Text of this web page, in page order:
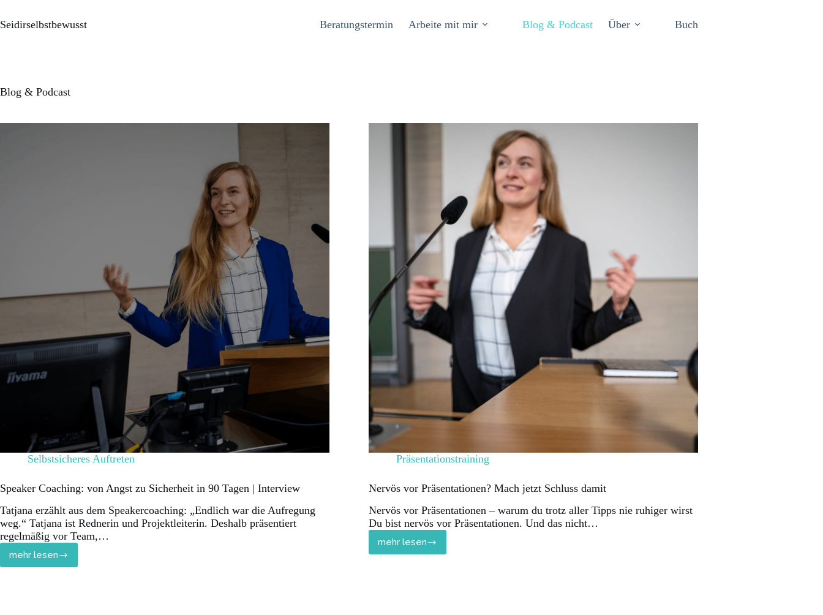
Seidirselbstbewusst Beratungstermin Arbeite mit mir Blog & Podcast Über Buch
Blog & Podcast
Selbstsicheres Auftreten
Speaker Coaching: von Angst zu Sicherheit in 90 Tagen | Interview
Tatjana erzählt aus dem Speakercoaching: „Endlich war die Aufregung
weg.“ Tatjana ist Rednerin und Projektleiterin. Deshalb präsentiert
regelmäßig vor Team,…
mehr lesen
Präsentationstraining
Nervös vor Präsentationen? Mach jetzt Schluss damit
Nervös vor Präsentationen – warum du trotz aller Tipps nie ruhiger wirst
Du bist nervös vor Präsentationen. Und das nicht…
mehr lesen